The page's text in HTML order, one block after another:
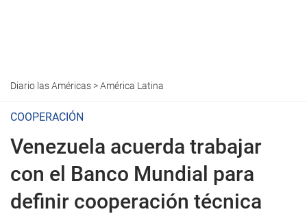
Diario las Américas>América Latina
COOPERACIÓN
Venezuela acuerda trabajar
con el Banco Mundial para
definir cooperación técnica